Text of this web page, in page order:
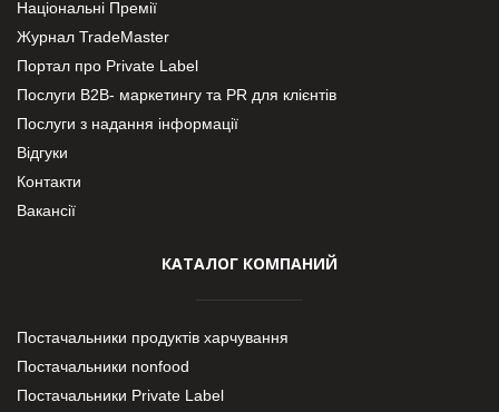
Національні Премії
Журнал TradeMaster
Портал про Private Label
Послуги В2В- маркетингу та PR для клієнтів
Послуги з надання інформації
Відгуки
Контакти
Вакансії
КАТАЛОГ КОМПАНИЙ
Постачальники продуктів харчування
Постачальники nonfood
Постачальники Private Label